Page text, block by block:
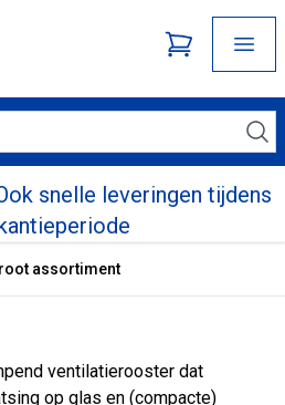
snelle leveringen tijdens
Onze unieke verkoopargumenten
assortiment
ventilatierooster dat
op glas en (compacte)